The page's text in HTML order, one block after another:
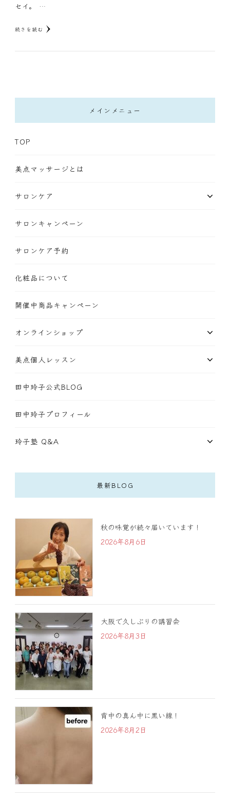
セイ。 …
続きを読む
メインメニュー
TOP
美点マッサージとは
サロンケア
サロンキャンペーン
サロンケア予約
化粧品について
開催中商品キャンペーン
オンラインショップ
美点個人レッスン
田中玲子公式BLOG
田中玲子プロフィール
玲子塾 Q&A
最新BLOG
秋の味覚が続々届いています！
2026年8月6日
大阪で久しぶりの講習会
2026年8月3日
背中の真ん中に黒い線！
2026年8月2日